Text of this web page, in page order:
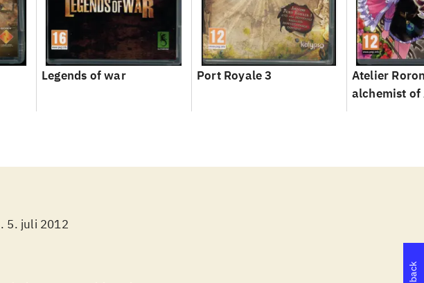
Legends of war Port Royale 3
Atelier
alchemist of
5. juli 2012